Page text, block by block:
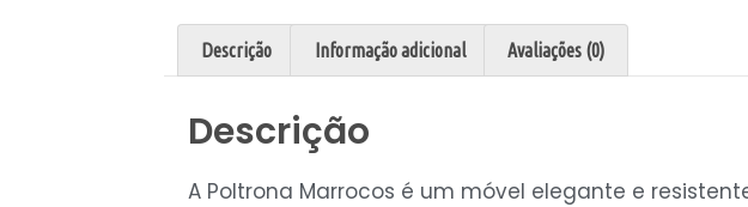
Descrição Informação adicional Avaliações (0)
Descrição
A Poltrona Marrocos é um móvel elegante e